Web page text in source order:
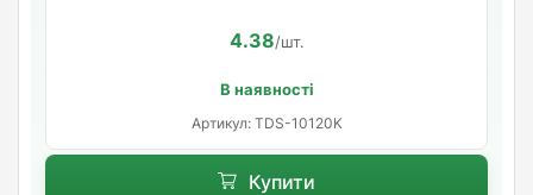
4.38/шт.
В наявності
Артикул: TDS-10120K
Купити